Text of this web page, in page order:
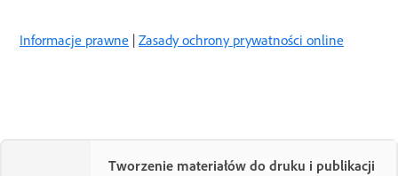
Informacje prawne | Zasady ochrony prywatności online
Tworzenie materiałów do druku i publikacji